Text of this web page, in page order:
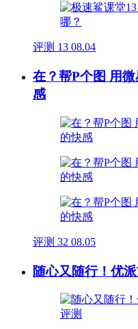
评测 13 08.04
在？帮P个图 用
感
评测 32 08.05
随心又随行！优